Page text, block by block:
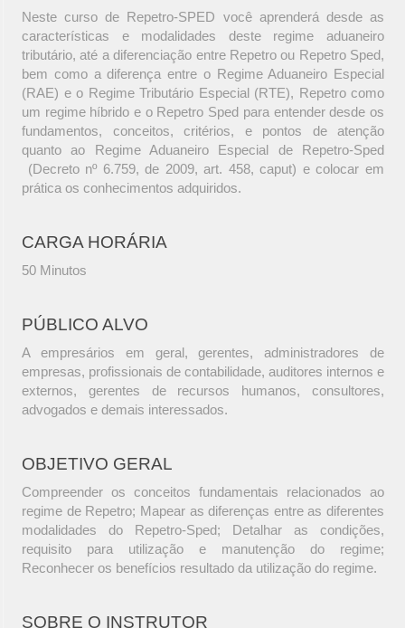
Neste curso de Repetro-SPED você aprenderá desde as
características e modalidades deste regime aduaneiro
tributário, até a diferenciação entre Repetro ou Repetro Sped,
bem como a diferença entre o Regime Aduaneiro Especial
(RAE) e o Regime Tributário Especial (RTE), Repetro como
um regime híbrido e o Repetro Sped para entender desde os
fundamentos, conceitos, critérios, e pontos de atenção
quanto ao Regime Aduaneiro Especial de Repetro-Sped
(Decreto nº 6.759, de 2009, art. 458, caput) e colocar em
prática os conhecimentos adquiridos.
CARGA HORÁRIA
50 Minutos
PÚBLICO ALVO
A empresários em geral, gerentes, administradores de
empresas, profissionais de contabilidade, auditores internos e
externos, gerentes de recursos humanos, consultores,
advogados e demais interessados.
OBJETIVO GERAL
Compreender os conceitos fundamentais relacionados ao
regime de Repetro; Mapear as diferenças entre as diferentes
modalidades do Repetro-Sped; Detalhar as condições,
requisito para utilização e manutenção do regime;
Reconhecer os benefícios resultado da utilização do regime.
SOBRE O INSTRUTOR